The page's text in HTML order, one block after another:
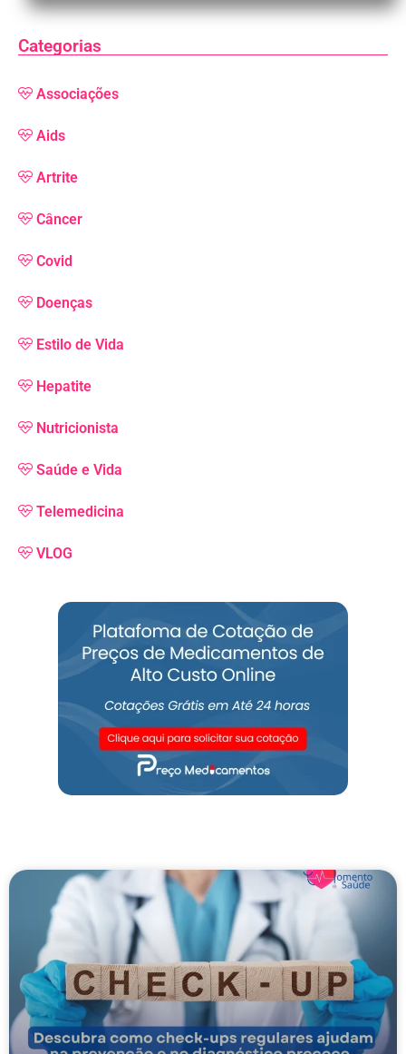
Categorias
Associações
Aids
Artrite
Câncer
Covid
Doenças
Estilo de Vida
Hepatite
Nutricionista
Saúde e Vida
Telemedicina
VLOG